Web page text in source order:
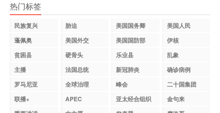
热门标签
民族复兴 胁迫 美国国务卿
美国人民
蓬佩奥
美国外交 美国国防部
伊核
贫困县
硬骨头 乐业县
乱象
主播
法国总统 新冠肺炎
确诊病例
罗马尼亚
全球治理 峰会
二十国集团
联播+
APEC 亚太经合组织
金句来